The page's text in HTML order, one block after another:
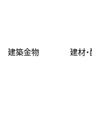
建築金物 建材